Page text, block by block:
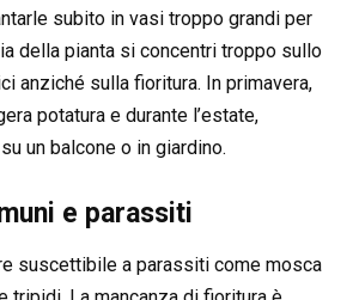
subito in vasi troppo grandi per
della pianta si concentri troppo sullo
anziché sulla fioritura. In primavera,
potatura e durante l’estate,
un balcone o in giardino.
e parassiti
suscettibile a parassiti come mosca